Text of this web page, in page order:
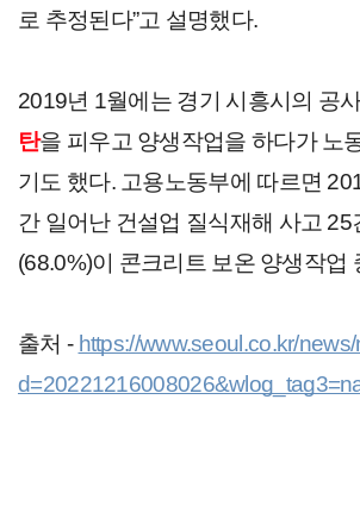
로 추정된다”고 설명했다.
2019년 1월에는 경기 시흥시의 공
탄을 피우고 양생작업을 하다가 노
기도 했다. 고용노동부에 따르면
간 일어난 건설업 질식재해 사고 25
(68.0%)이 콘크리트 보온 양생작업
출처 - https://www.seoul.co.kr/